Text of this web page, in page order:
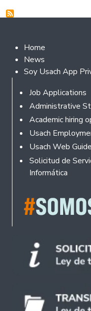
Footer 2
Home
News
Soy Usach App
Footer
Job Applications
Administrative
Academic hiring
Usach
Usach Web Guide
Solicitud de
Informática